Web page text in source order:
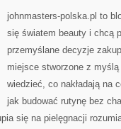
johnmasters-polska.pl to
się światem beauty i chcą
przemyślane decyzje
miejsce stworzone z
wiedzieć, co nakładają na
jak budować rutynę bez
się na pielęgnacji